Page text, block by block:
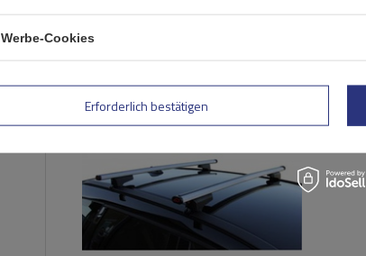
Werbe-Cookies
Erforderlich bestätigen